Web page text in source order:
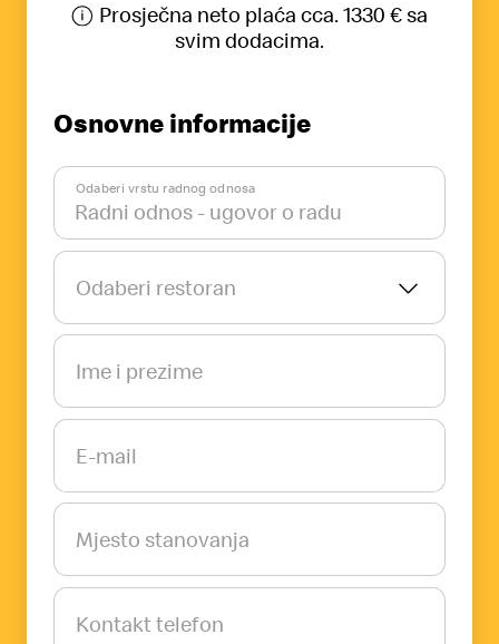
Prosječna neto plaća cca. 1330 € sa
svim dodacima.
Osnovne informacije
Odaberi vrstu radnog odnosa
Odaberi restoran
Ime i prezime
E-mail
Mjesto stanovanja
Kontakt telefon